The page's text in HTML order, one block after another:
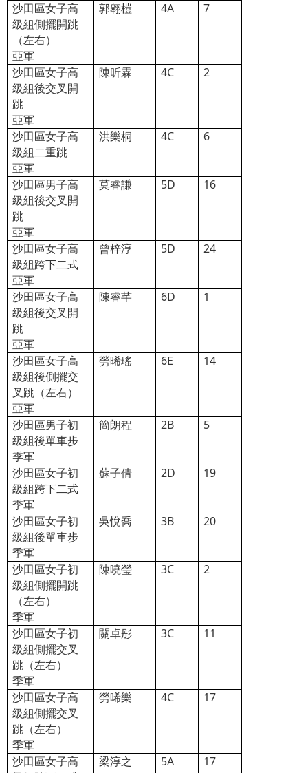
沙田區女子高
級組側擺開跳
（左右）
亞軍
郭翱榿 4A 7
沙田區女子高
級組後交叉開
跳
亞軍
陳昕霖 4C 2
沙田區女子高
級組二重跳
亞軍
洪樂桐 4C 6
沙田區男子高
級組後交叉開
跳
亞軍
莫睿謙 5D 16
沙田區女子高
級組跨下二式
亞軍
曾梓淳 5D 24
沙田區女子高
級組後交叉開
跳
亞軍
陳睿芊 6D 1
沙田區女子高
級組後側擺交
叉跳（左右）
亞軍
勞晞瑤 6E 14
沙田區男子初
級組後單車步
季軍
簡朗程 2B 5
沙田區女子初
級組跨下二式
季軍
蘇子倩 2D 19
沙田區女子初
級組後單車步
季軍
吳悅喬 3B 20
沙田區女子初
級組側擺開跳
（左右）
季軍
陳曉瑩 3C 2
沙田區女子初
級組側擺交叉
跳（左右）
季軍
關卓彤 3C 11
沙田區女子高
級組側擺交叉
跳（左右）
季軍
勞晞樂 4C 17
沙田區女子高
梁淳之 5A 17